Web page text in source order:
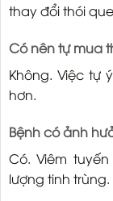
thay đổi thói
Có nên tự mua
Không. Việc tự
hơn.
Bệnh có ảnh
Có. Viêm
lượng tinh trùng.